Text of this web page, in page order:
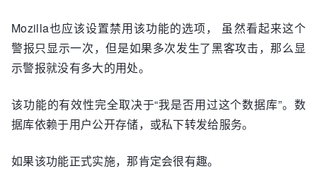
Mozilla也应该设置禁用该功能的选项， 虽然看起来这个
警报只显示一次，但是如果多次发生了黑客攻击，那么显
示警报就没有多大的用处。
该功能的有效性完全取决于“我是否用过这个数据库”。数
据库依赖于用户公开存储，或私下转发给服务。
如果该功能正式实施，那肯定会很有趣。